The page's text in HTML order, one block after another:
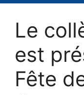
Le
est
Fête